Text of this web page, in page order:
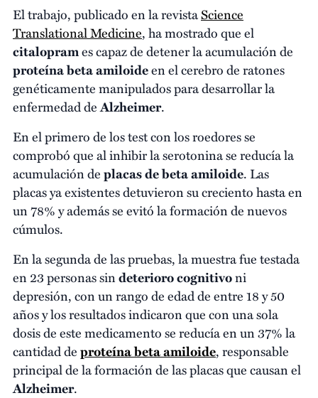
El trabajo, publicado en la revistaScience
Translational Medicine, ha mostrado que el
citaloprames capaz de detener la acumulación de
proteína beta amiloideen el cerebro de ratones
genéticamente manipulados para desarrollar la
enfermedad deAlzheimer.
En el primero de los test con los roedores se
comprobó que al inhibir la serotonina se reducía la
acumulación deplacas de beta amiloide. Las
placas ya existentes detuvieron su creciento hasta en
un 78% y además se evitó la formación de nuevos
cúmulos.
En la segunda de las pruebas, la muestra fue testada
en 23 personas sindeterioro cognitivoni
depresión, con un rango de edad de entre 18 y 50
años y los resultados indicaron que con una sola
dosis de este medicamento se reducía en un 37% la
cantidad deproteína beta amiloide, responsable
principal de la formación de las placas que causan el
Alzheimer.